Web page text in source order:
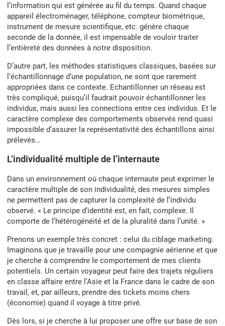
l’information qui est générée au fil du temps. Quand chaque
appareil électroménager, téléphone, compteur biométrique,
instrument de mesure scientifique, etc. génère chaque
seconde de la donnée, il est impensable de vouloir traiter
l’entièreté des données à notre disposition.
D’autre part, les méthodes statistiques classiques, basées sur
l’échantillonnage d’une population, ne sont que rarement
appropriées dans ce contexte. Echantillonner un réseau est
très compliqué, puisqu’il faudrait pouvoir échantillonner les
individus, mais aussi les connections entre ces individus. Et le
caractère complexe des comportements observés rend quasi
impossible d’assurer la représentativité des échantillons ainsi
prélevés…
L’individualité multiple de l’internaute
Dans un environnement où chaque internaute peut exprimer le
caractère multiple de son individualité, des mesures simples
ne permettent pas de capturer la complexité de l’individu
observé. « Le principe d’identité est, en fait, complexe. Il
comporte de l’hétérogénéité et de la pluralité dans l’unité. »
Prenons un exemple très concret : celui du ciblage marketing.
Imaginons que je travaille pour une compagnie aérienne et que
je cherche à comprendre le comportement de mes clients
potentiels. Un certain voyageur peut faire des trajets réguliers
en classe affaire entre l’Asie et la France dans le cadre de son
travail, et, par ailleurs, prendre des tickets moins chers
(économie) quand il voyage à titre privé.
Dès lors, si je cherche à lui proposer une offre sur base de son